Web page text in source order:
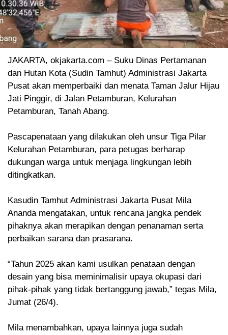
JAKARTA, okjakarta.com – Suku Dinas Pertamanan
dan Hutan Kota (Sudin Tamhut) Administrasi Jakarta
Pusat akan memperbaiki dan menata Taman Jalur Hijau
Jati Pinggir, di Jalan Petamburan, Kelurahan
Petamburan, Tanah Abang.
Pascapenataan yang dilakukan oleh unsur Tiga Pilar
Kelurahan Petamburan, para petugas berharap
dukungan warga untuk menjaga lingkungan lebih
ditingkatkan.
Kasudin Tamhut Administrasi Jakarta Pusat Mila
Ananda mengatakan, untuk rencana jangka pendek
pihaknya akan merapikan dengan penanaman serta
perbaikan sarana dan prasarana.
“Tahun 2025 akan kami usulkan penataan dengan
desain yang bisa meminimalisir upaya okupasi dari
pihak-pihak yang tidak bertanggung jawab,” tegas Mila,
Jumat (26/4).
Mila menambahkan, upaya lainnya juga sudah